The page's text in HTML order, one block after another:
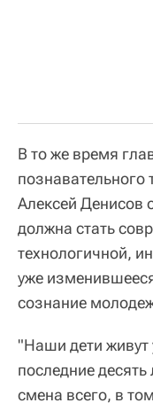
В то же время
познавательного
Алексей Денисов
должна стать
технологичной,
уже
сознание
"Наши дети живут
последние
смена всего, в